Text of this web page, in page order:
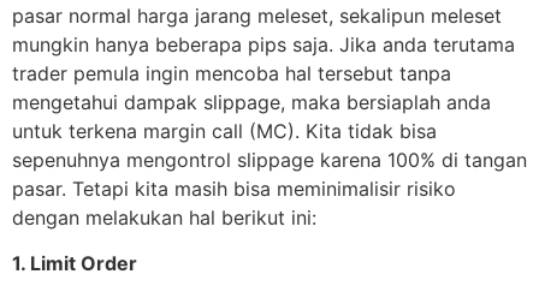
pasar normal harga jarang meleset, sekalipun meleset
mungkin hanya beberapa pips saja. Jika anda terutama
trader pemula ingin mencoba hal tersebut tanpa
mengetahui dampak slippage, maka bersiaplah anda
untuk terkena margin call (MC). Kita tidak bisa
sepenuhnya mengontrol slippage karena 100% di tangan
pasar. Tetapi kita masih bisa meminimalisir risiko
dengan melakukan hal berikut ini:
1. Limit Order